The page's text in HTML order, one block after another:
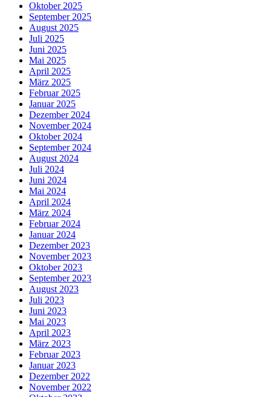
Oktober 2025
September 2025
August 2025
Juli 2025
Juni 2025
Mai 2025
April 2025
März 2025
Februar 2025
Januar 2025
Dezember 2024
November 2024
Oktober 2024
September 2024
August 2024
Juli 2024
Juni 2024
Mai 2024
April 2024
März 2024
Februar 2024
Januar 2024
Dezember 2023
November 2023
Oktober 2023
September 2023
August 2023
Juli 2023
Juni 2023
Mai 2023
April 2023
März 2023
Februar 2023
Januar 2023
Dezember 2022
November 2022